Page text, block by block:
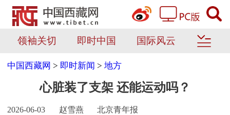
领袖关切 即时中国 国际风云
中国西藏网 > 即时新闻 >地方
心脏装了支架 还能运动吗？
2026-06-03 赵雪燕 北京青年报